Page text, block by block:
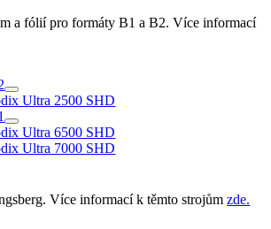
a fólií pro formáty B1 a B2. Více informací
Ultra 2500 SHD
Ultra 6500 SHD
Ultra 7000 SHD
Více informací k těmto strojůmzde.